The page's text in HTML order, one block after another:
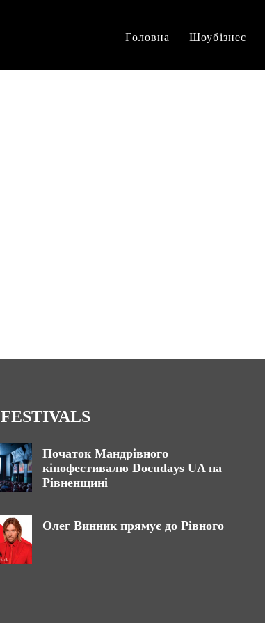
Головна Шоубізнес
FESTIVALS
Початок Мандрівного
кінофестивалю Docudays UA на
Рівненщині
Олег Винник прямує до Рівного